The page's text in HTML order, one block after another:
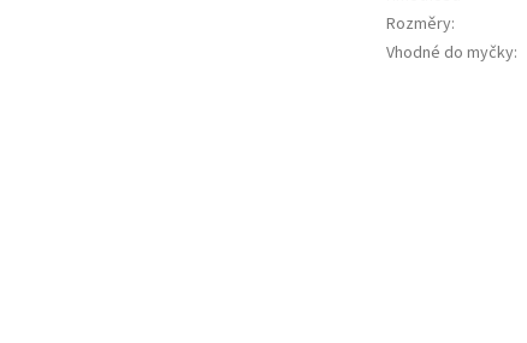
Rozměry:
Vhodné do myčky: